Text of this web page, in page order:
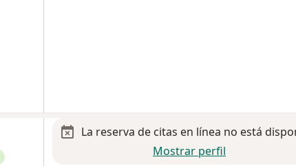
La reserva de citas en línea no está
Mostrar perfil